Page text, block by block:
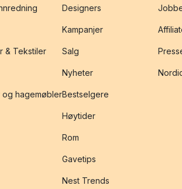
& Tekstiler
og hagemøbler
Designers
Kampanjer
Salg
Nyheter
Bestselgere
Høytider
Rom
Gavetips
Nest Trends